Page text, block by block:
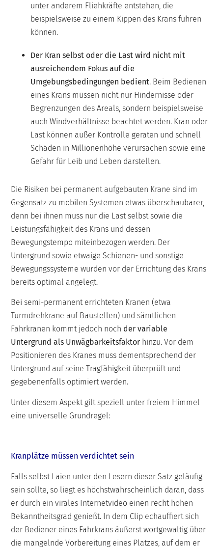
unter anderem Fliehkräfte entstehen, die
beispielsweise zu einem Kippen des Krans führen
können.
Der Kran selbst oder die Last wird nicht mit
ausreichendem Fokus auf die
Umgebungsbedingungen bedient. Beim Bedienen
eines Krans müssen nicht nur Hindernisse oder
Begrenzungen des Areals, sondern beispielsweise
auch Windverhältnisse beachtet werden. Kran oder
Last können außer Kontrolle geraten und schnell
Schäden in Millionenhöhe verursachen sowie eine
Gefahr für Leib und Leben darstellen.
Die Risiken bei permanent aufgebauten Krane sind im
Gegensatz zu mobilen Systemen etwas überschaubarer,
denn bei ihnen muss nur die Last selbst sowie die
Leistungsfähigkeit des Krans und dessen
Bewegungstempo miteinbezogen werden. Der
Untergrund sowie etwaige Schienen- und sonstige
Bewegungssysteme wurden vor der Errichtung des Krans
bereits optimal angelegt.
Bei semi-permanent errichteten Kranen (etwa
Turmdrehkrane auf Baustellen) und sämtlichen
Fahrkranen kommt jedoch noch der variable
Untergrund als Unwägbarkeitsfaktor hinzu. Vor dem
Positionieren des Kranes muss dementsprechend der
Untergrund auf seine Tragfähigkeit überprüft und
gegebenenfalls optimiert werden.
Unter diesem Aspekt gilt speziell unter freiem Himmel
eine universelle Grundregel:
Kranplätze müssen verdichtet sein
Falls selbst Laien unter den Lesern dieser Satz geläufig
sein sollte, so liegt es höchstwahrscheinlich daran, dass
er durch ein virales Internetvideo einen recht hohen
Bekanntheitsgrad genießt. In dem Clip echauffiert sich
der Bediener eines Fahrkrans äußerst wortgewaltig über
die mangelnde Vorbereitung eines Platzes, auf dem er